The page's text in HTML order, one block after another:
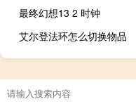
最终幻想13 2 时钟
艾尔登法环怎么切换物品